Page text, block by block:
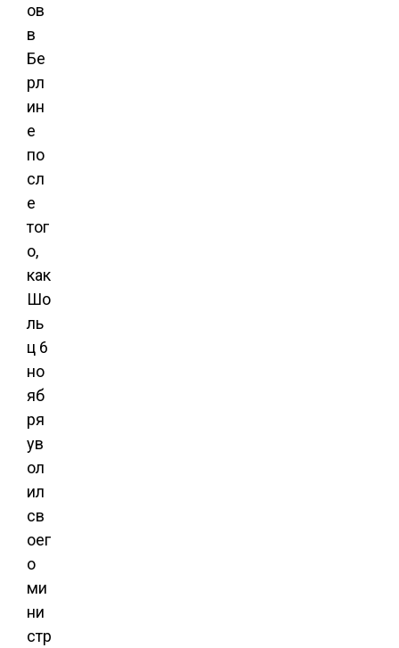
ов
в
Бе
рл
ин
е
по
сл
е
тог
о,
как
Шо
ль
ц 6
но
яб
ря
ув
ол
ил
св
оег
о
ми
ни
стр